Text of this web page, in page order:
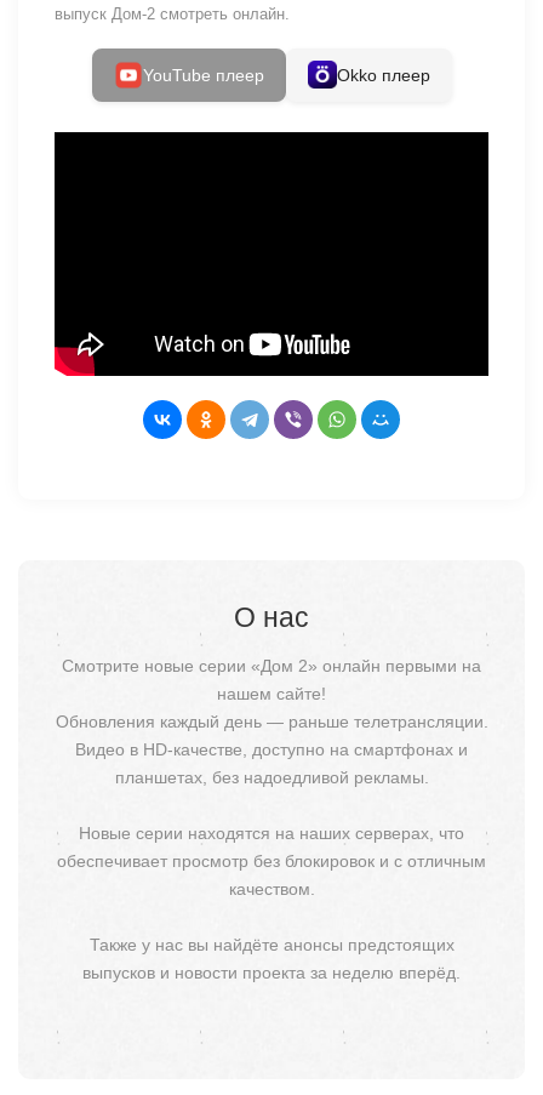
выпуск Дом-2 смотреть онлайн.
YouTube плеер Okko плеер
О нас
Смотрите новые серии «Дом 2» онлайн первыми на
нашем сайте!
Обновления каждый день — раньше телетрансляции.
Видео в HD-качестве, доступно на смартфонах и
планшетах, без надоедливой рекламы.
Новые серии находятся на наших серверах, что
обеспечивает просмотр без блокировок и с отличным
качеством.
Также у нас вы найдёте анонсы предстоящих
выпусков и новости проекта за неделю вперёд.